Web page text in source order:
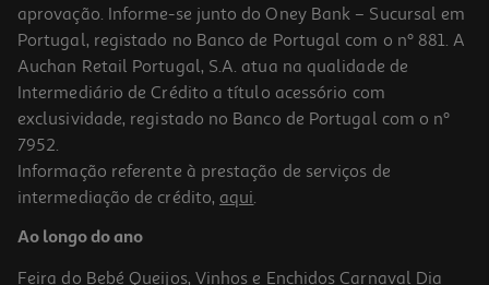
Champô Pantene Pro-V Miracles Hydra 250ml
31.96 €/Lt
aprovação. Informe-se junto do Oney Bank – Sucursal em
Portugal, registado no Banco de Portugal com o nº 881. A
Auchan Retail Portugal, S.A. atua na qualidade de
Intermediário de Crédito a título acessório com
exclusividade, registado no Banco de Portugal com o nº
7952.
Informação referente à prestação de serviços de
intermediação de crédito, aqui.
Ao longo do ano
Feira do Bebé Queijos, Vinhos e Enchidos Carnaval Dia